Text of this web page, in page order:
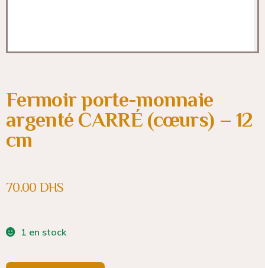
Fermoir porte-monnaie
argenté CARRÉ (cœurs) – 12
cm
70.00 DHS
1 en stock